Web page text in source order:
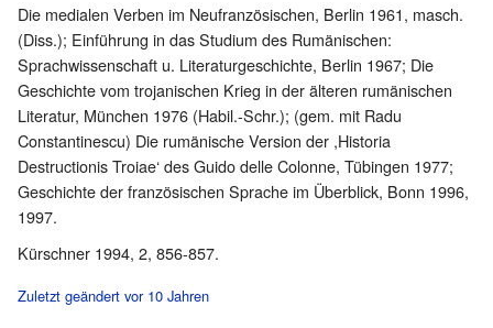
Die medialen Verben im Neufranzösischen, Berlin 1961, masch.
(Diss.); Einführung in das Studium des Rumänischen:
Sprachwissenschaft u. Literaturgeschichte, Berlin 1967; Die
Geschichte vom trojanischen Krieg in der älteren rumänischen
Literatur, München 1976 (Habil.-Schr.); (gem. mit Radu
Constantinescu) Die rumänische Version der ,Historia
Destructionis Troiae‘ des Guido delle Colonne, Tübingen 1977;
Geschichte der französischen Sprache im Überblick, Bonn 1996,
1997.
Kürschner 1994, 2, 856-857.
Zuletzt geändert vor 10 Jahren